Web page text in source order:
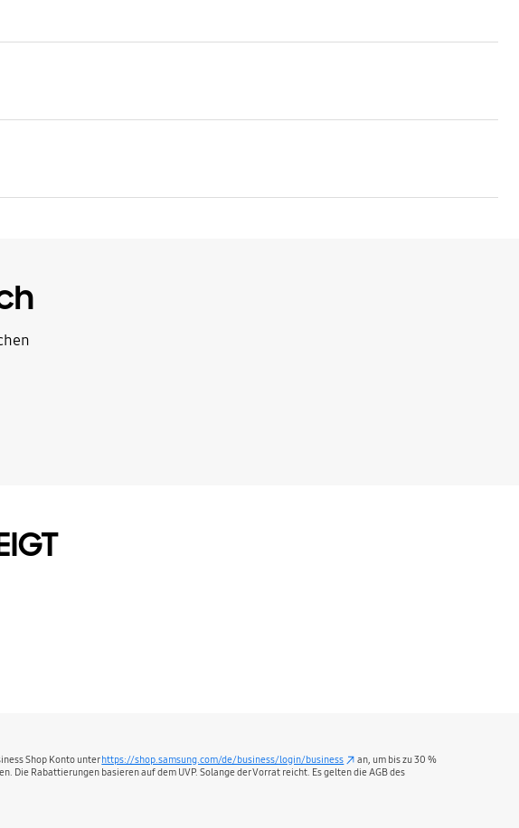
Shop Konto unterhttps://shop.samsung.com/de/business/login/business
an, um bis zu 30 %
Rabattierungen basieren auf dem UVP. Solange der Vorrat reicht. Es gelten die AGB des